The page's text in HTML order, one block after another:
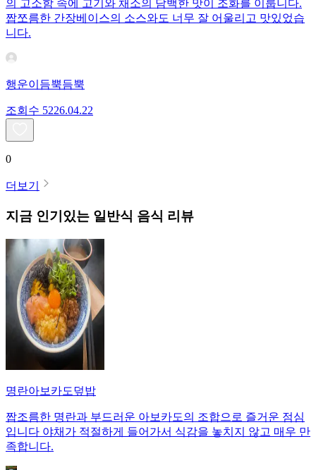
의 고소함 속에 고기와 채소의 담백한 맛이 조화를 이룹니다.
짭쪼름한 간장베이스의 소스와도 너무 잘 어울리고 맛있었습
니다.
행운이듬뿍듬뿍
조회수 5226.04.22
0
더보기
지금 인기있는 일반식 음식 리뷰
명란아보카도덮밥
짭조름한 명란과 부드러운 아보카도의 조합으로 즐거운 점심
입니다 야채가 적절하게 들어가서 식감을 놓치지 않고 매우 만
족합니다.